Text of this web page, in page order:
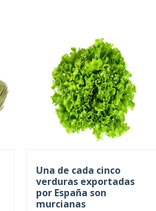
Una de cada cinco
verduras exportadas
por España son
murcianas